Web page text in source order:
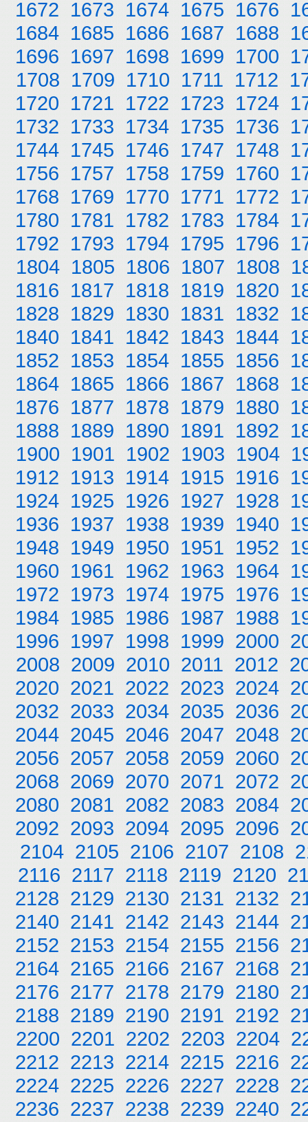
1672 1673 1674 1675 1676
1684 1685 1686 1687 1688
1696 1697 1698 1699 1700
1708 1709 1710 1711 1712
1720 1721 1722 1723 1724
1732 1733 1734 1735 1736
1744 1745 1746 1747 1748
1756 1757 1758 1759 1760
1768 1769 1770 1771 1772
1780 1781 1782 1783 1784
1792 1793 1794 1795 1796
1804 1805 1806 1807 1808
1816 1817 1818 1819 1820
1828 1829 1830 1831 1832
1840 1841 1842 1843 1844
1852 1853 1854 1855 1856
1864 1865 1866 1867 1868
1876 1877 1878 1879 1880
1888 1889 1890 1891 1892
1900 1901 1902 1903 1904
1912 1913 1914 1915 1916
1924 1925 1926 1927 1928
1936 1937 1938 1939 1940
1948 1949 1950 1951 1952
1960 1961 1962 1963 1964
1972 1973 1974 1975 1976
1984 1985 1986 1987 1988
1996 1997 1998 1999 2000
2008 2009 2010 2011 2012
2020 2021 2022 2023 2024
2032 2033 2034 2035 2036
2044 2045 2046 2047 2048
2056 2057 2058 2059 2060
2068 2069 2070 2071 2072
2080 2081 2082 2083 2084
2092 2093 2094 2095 2096
2104 2105 2106 2107 2108
2116 2117 2118 2119 2120
2128 2129 2130 2131 2132
2140 2141 2142 2143 2144
2152 2153 2154 2155 2156
2164 2165 2166 2167 2168
2176 2177 2178 2179 2180
2188 2189 2190 2191 2192
2200 2201 2202 2203 2204
2212 2213 2214 2215 2216
2224 2225 2226 2227 2228
2236 2237 2238 2239 2240